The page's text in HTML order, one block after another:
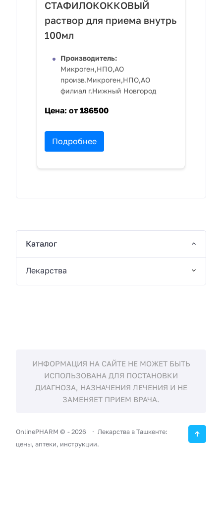
СТАФИЛОКОККОВЫЙ
раствор для приема внутрь
100мл
Производитель:
Микроген,НПО,АО
произв.Микроген,НПО,АО
филиал г.Нижный Новгород
Цена: от 186500
Подробнее
Каталог
Лекарства
ИНФОРМАЦИЯ НА САЙТЕ НЕ МОЖЕТ БЫТЬ
ИСПОЛЬЗОВАНА ДЛЯ ПОСТАНОВКИ
ДИАГНОЗА, НАЗНАЧЕНИЯ ЛЕЧЕНИЯ И НЕ
ЗАМЕНЯЕТ ПРИЕМ ВРАЧА.
OnlinePHARM © -2026
Лекарства в Ташкенте:
цены, аптеки, инструкции.